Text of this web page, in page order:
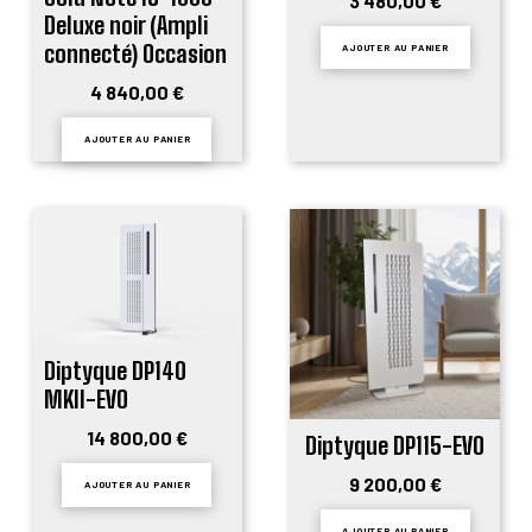
Deluxe noir (Ampli
connecté) Occasion
4 840,00 €
AJOUTER AU PANIER
AJOUTER AU PANIER
Diptyque DP140
MKII-EVO
14 800,00 €
AJOUTER AU PANIER
Diptyque DP115-EVO
9 200,00 €